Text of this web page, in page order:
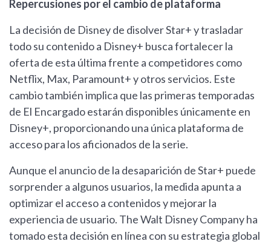
Repercusiones por el cambio de plataforma
La decisión de Disney de disolver Star+ y trasladar
todo su contenido a Disney+ busca fortalecer la
oferta de esta última frente a competidores como
Netflix, Max, Paramount+ y otros servicios. Este
cambio también implica que las primeras temporadas
de El Encargado estarán disponibles únicamente en
Disney+, proporcionando una única plataforma de
acceso para los aficionados de la serie.
Aunque el anuncio de la desaparición de Star+ puede
sorprender a algunos usuarios, la medida apunta a
optimizar el acceso a contenidos y mejorar la
experiencia de usuario. The Walt Disney Company ha
tomado esta decisión en línea con su estrategia global